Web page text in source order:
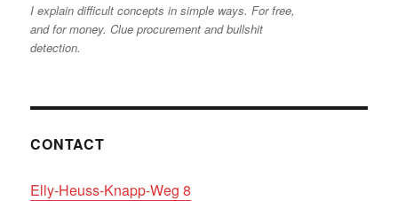
I explain difficult concepts in simple ways. For free,
and for money. Clue procurement and bullshit
detection.
CONTACT
Elly-Heuss-Knapp-Weg 8